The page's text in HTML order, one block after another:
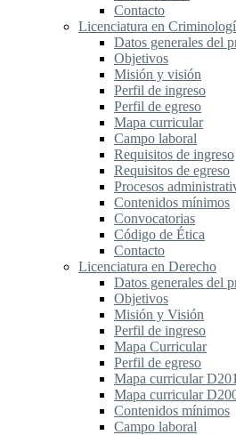
Contacto
Licenciatura en
Datos generales del
Objetivos
Misión y visión
Perfil de ingreso
Perfil de egreso
Mapa curricular
Campo laboral
Requisitos de ingreso
Requisitos de egreso
Procesos
Contenidos mínimos
Convocatorias
Código de Ética
Contacto
Licenciatura en Derecho
Datos generales del
Objetivos
Misión y Visión
Perfil de ingreso
Mapa Curricular
Perfil de egreso
Mapa curricular
Mapa curricular
Contenidos mínimos
Campo laboral